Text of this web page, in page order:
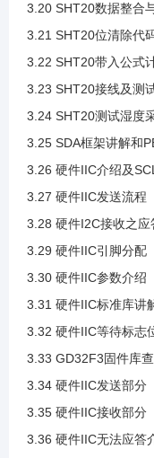
3.14 引
3.20 SHT20数据整合
3.21 SHT20位清除代
3.22 SHT20带入公式
3.23 SHT20接线及测
3.24 SHT20测试湿度
3.25 SDA框架讲解和
3.26 硬件IIC介绍及
3.27 硬件IIC发送流程
3.28 硬件I2C接收之应
3.29 硬件IIC引脚分配
3.30 硬件IIC参数介绍
3.31 硬件IIC标准库讲
3.32 硬件IIC等待标志
3.33 GD32F3固件库
3.34 硬件IIC发送部分
3.35 硬件IIC接收部分
3.36 硬件IIC无法应答